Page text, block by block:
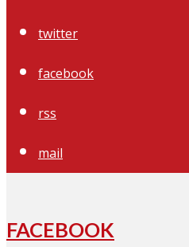
twitter
facebook
rss
mail
FACEBOOK